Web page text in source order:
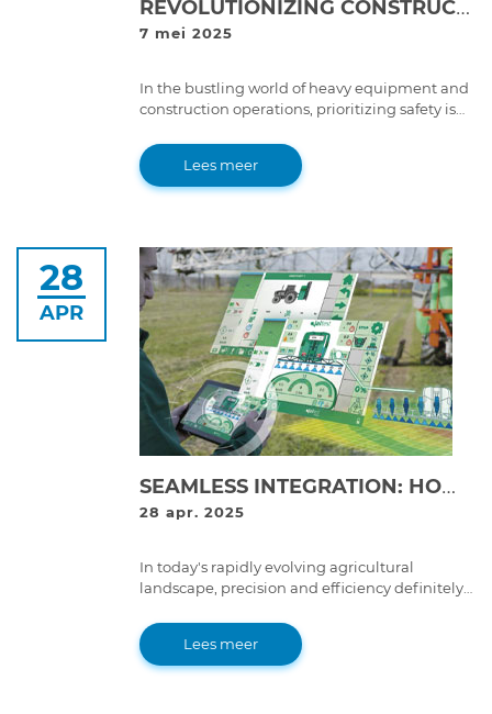
REVOLUTIONIZING CONSTRUCTION: THE ART OF EQUIPMENT CARE
7 mei 2025
In the bustling world of heavy equipment and
construction operations, prioritizing safety is
Lees meer
28
APR
SEAMLESS INTEGRATION: HOW ISOBUS IS TRANSFORMING FARMING OPERATIONS
28 apr. 2025
In today's rapidly evolving agricultural
landscape, precision and efficiency definitely
Lees meer